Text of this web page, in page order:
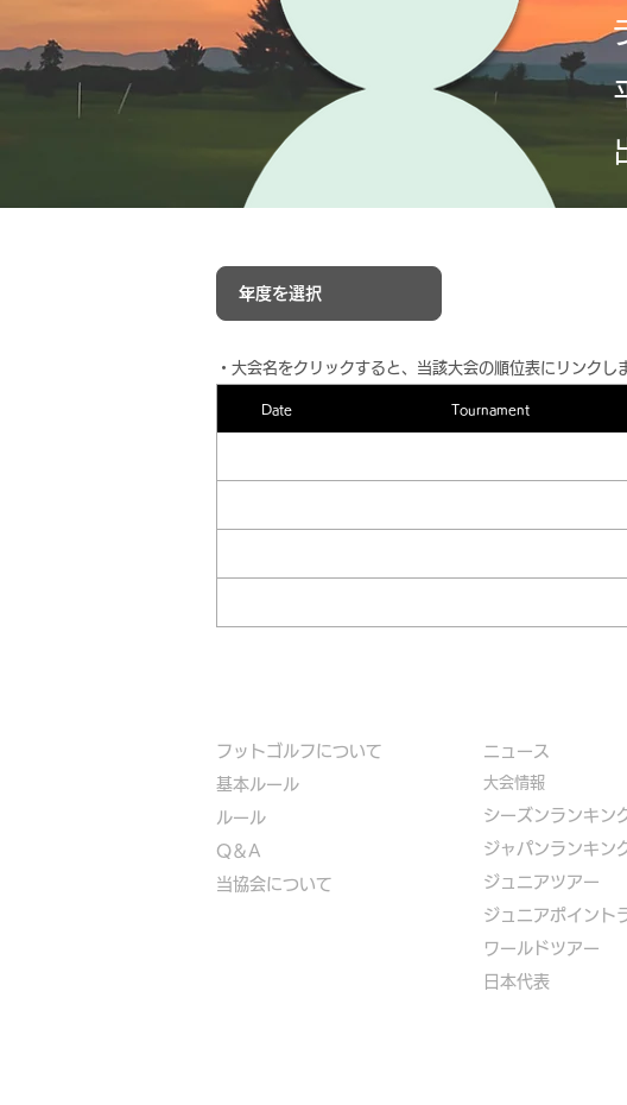
・大会名をクリックすると、当該大会の順位表にリンクし
Date Tournament
フットゴルフについて
基本ルール
ルール
Q＆A
​当協会について
​ニュース
大会情報
シーズンランキン
ジャパンランキン
ジュニアツアー
ジュニアポイント
​ワールドツアー
​​日本代表